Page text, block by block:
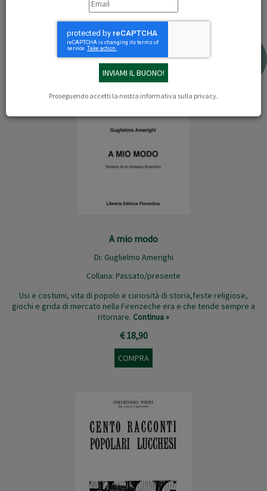
Proseguendo accetti la nostra informativa sulla privacy.
A mio modo
Di: Guglielmo Amerighi
Collana: Passato/presente
Usi e costumi, vita di popolo e curiosità di storia,feste religiose,
giochi e grida di mercato nella Firenzeche era e che tende sempre a
ritornare. Continua »
€ 18,90
COMPRA